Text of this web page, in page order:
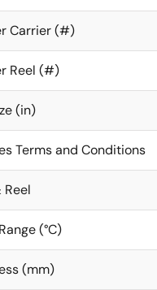
Carrier (#)
Reel (#)
(in)
Terms and Conditions
Reel
(°C)
(mm)